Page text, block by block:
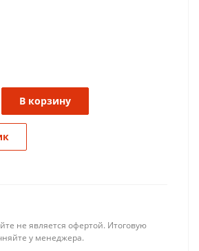
В корзину
не является офертой. Итоговую
у менеджера.